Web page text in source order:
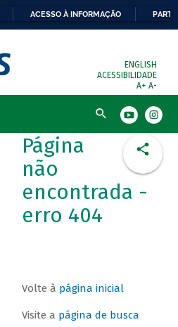
ACESSO À INFORMAÇÃO
ENGLISH
ACESSIBILIDADE
A+ A-
Busca
Página
não
encontrada -
erro 404
Volte à página inicial
Visite a página de busca